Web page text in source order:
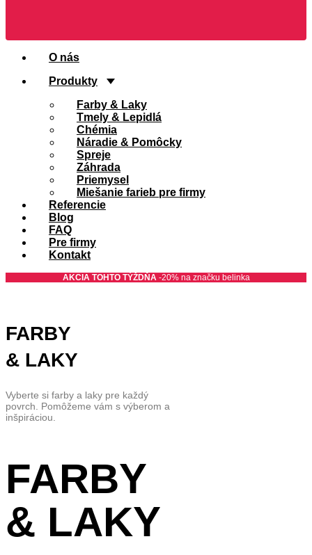
O nás
Produkty
Farby & Laky
Tmely & Lepidlá
Chémia
Náradie & Pomôcky
Spreje
Záhrada
Priemysel
Miešanie farieb pre firmy
Referencie
Blog
FAQ
Pre firmy
Kontakt
AKCIA TOHTO TÝŽDŇA -20% na značku belinka
FARBY
& LAKY
Vyberte si farby a laky pre každý
povrch. Pomôžeme vám s výberom a
inšpiráciou.
FARBY
& LAKY